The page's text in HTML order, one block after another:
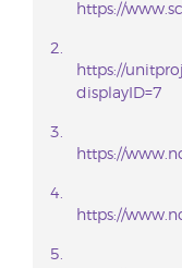
https://
https://
displayID=7
https://
https://